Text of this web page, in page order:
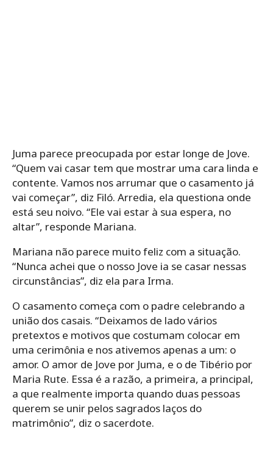
Juma parece preocupada por estar longe de Jove.
“Quem vai casar tem que mostrar uma cara linda e
contente. Vamos nos arrumar que o casamento já
vai começar”, diz Filó. Arredia, ela questiona onde
está seu noivo. “Ele vai estar à sua espera, no
altar”, responde Mariana.
Mariana não parece muito feliz com a situação.
“Nunca achei que o nosso Jove ia se casar nessas
circunstâncias”, diz ela para Irma.
O casamento começa com o padre celebrando a
união dos casais. “Deixamos de lado vários
pretextos e motivos que costumam colocar em
uma cerimônia e nos ativemos apenas a um: o
amor. O amor de Jove por Juma, e o de Tibério por
Maria Rute. Essa é a razão, a primeira, a principal,
a que realmente importa quando duas pessoas
querem se unir pelos sagrados laços do
matrimônio”, diz o sacerdote.